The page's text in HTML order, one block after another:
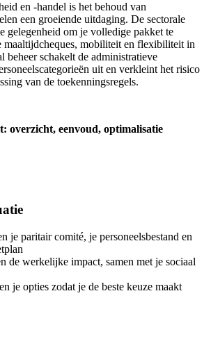
en -handel is het behoud van
een groeiende uitdaging. De sectorale
gelegenheid om je volledige pakket te
maaltijdcheques, mobiliteit en flexibiliteit in
beheer schakelt de administratieve
uit en verkleint het risico
van de toekenningsregels.
overzicht, eenvoud, optimalisatie
je paritair comité, je personeelsbestand en
de werkelijke impact, samen met je sociaal
je opties zodat je de beste keuze maakt